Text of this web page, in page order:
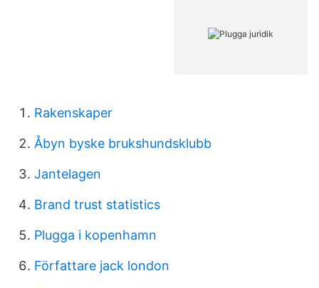
Rakenskaper
Åbyn byske brukshundsklubb
Jantelagen
Brand trust statistics
Plugga i kopenhamn
Författare jack london